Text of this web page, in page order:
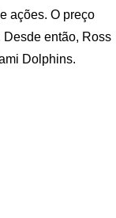
ações. O preço
então, Ross
Dolphins.